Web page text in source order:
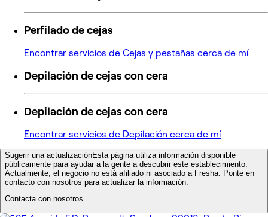
Perfilado de cejas
Encontrar servicios de Cejas y pestañas cerca de mí
Depilación de cejas con cera
Depilación de cejas con cera
Encontrar servicios de Depilación cerca de mí
Sugerir una actualizaciónEsta página utiliza información disponible
públicamente para ayudar a la gente a descubrir este establecimiento.
Actualmente, el negocio no está afiliado ni asociado a Fresha. Ponte en
contacto con nosotros para actualizar la información.
Contacta con nosotros